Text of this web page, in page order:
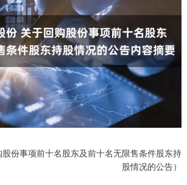
股份事项前十名股东及前十名无限售条件股东持
股情况的公告）